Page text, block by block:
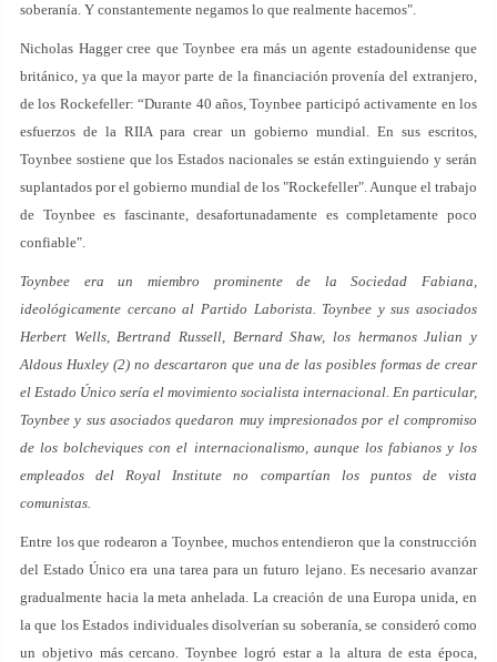
soberanía. Y constantemente negamos lo que realmente hacemos".
Nicholas Hagger cree que Toynbee era más un agente estadounidense que
británico, ya que la mayor parte de la financiación provenía del extranjero,
de los Rockefeller: “Durante 40 años, Toynbee participó activamente en los
esfuerzos de la RIIA para crear un gobierno mundial. En sus escritos,
Toynbee sostiene que los Estados nacionales se están extinguiendo y serán
suplantados por el gobierno mundial de los "Rockefeller". Aunque el trabajo
de Toynbee es fascinante, desafortunadamente es completamente poco
confiable".
Toynbee era un miembro prominente de la Sociedad Fabiana,
ideológicamente cercano al Partido Laborista. Toynbee y sus asociados
Herbert Wells, Bertrand Russell, Bernard Shaw, los hermanos Julian y
Aldous Huxley (2) no descartaron que una de las posibles formas de crear
el Estado Único sería el movimiento socialista internacional. En particular,
Toynbee y sus asociados quedaron muy impresionados por el compromiso
de los bolcheviques con el internacionalismo, aunque los fabianos y los
empleados del Royal Institute no compartían los puntos de vista
comunistas.
Entre los que rodearon a Toynbee, muchos entendieron que la construcción
del Estado Único era una tarea para un futuro lejano. Es necesario avanzar
gradualmente hacia la meta anhelada. La creación de una Europa unida, en
la que los Estados individuales disolverían su soberanía, se consideró como
un objetivo más cercano. Toynbee logró estar a la altura de esta época,